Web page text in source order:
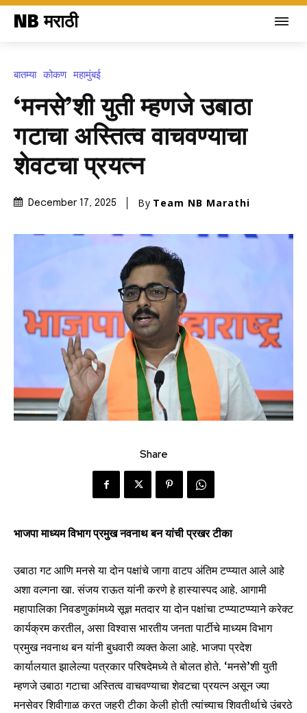
NB मराठी
बातम्या कोकण महामुंबई
‘मनसे’शी युती म्हणजे उबाठा
गटाचा अस्तित्व वाचवण्याचा
शेवटचा प्रयत्न
December 17, 2025 By Team NB Marathi
Share
भाजपा माध्यम विभाग प्रमुख नवनाथ बन यांची प्रखर टीका
उबाठा गट आणि मनसे या दोन पक्षांचे जागा वाटप अंतिम टप्प्यात आले आहे
अशा वल्गना खा. संजय राऊत यांनी करणे हे हास्यास्पद आहे. आगामी
महापालिका निवडणुकांमध्ये सूज्ञ मतदार या दोन पक्षांचा टप्प्याटप्प्याने करेक्ट
कार्यक्रम करतील, असा विश्वास भारतीय जनता पार्टीचे माध्यम विभाग
प्रमुख नवनाथ बन यांनी बुधवारी व्यक्त केला आहे. भाजपा प्रदेश
कार्यालयात झालेल्या पत्रकार परिषदेमध्ये ते बोलत होते. ‘मनसे’शी युती
म्हणजे उबाठा गटाचा अस्तित्व वाचवण्याचा शेवटचा प्रयत्न असून ज्या
मनसेवर शिवीगाळ करत जहरी टीका केली होती त्यांच्याच शिवतीर्थाचे उंबरठे